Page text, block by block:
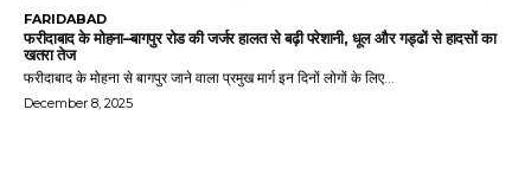
FARIDABAD
फरीदाबाद के मोहना–बागपुर रोड की जर्जर हालत से बढ़ी परेशानी, धूल और गड्ढों से हादसों का
खतरा तेज
फरीदाबाद के मोहना से बागपुर जाने वाला प्रमुख मार्ग इन दिनों लोगों के लिए...
December 8, 2025